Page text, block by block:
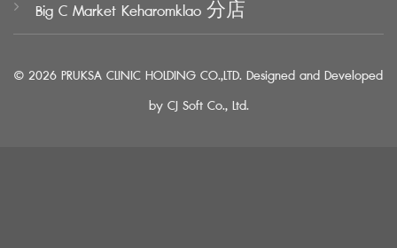
Big C Market Keharomklao 分店
© 2026 PRUKSA CLINIC HOLDING CO.,LTD. Designed and Developed
by CJ Soft Co., Ltd.